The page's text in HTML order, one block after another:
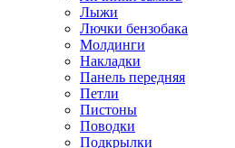
Лыжи
Лючки бензобака
Молдинги
Накладки
Панель передняя
Петли
Пистоны
Поводки
Подкрылки